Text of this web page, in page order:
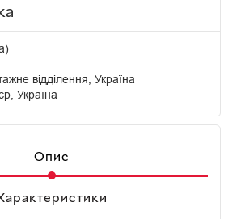
відділення, Україна
Україна
Опис